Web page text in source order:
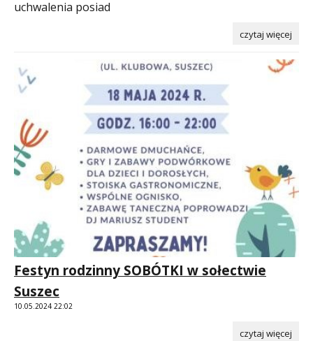
uchwalenia posiad
czytaj więcej
Festyn rodzinny SOBÓTKI w sołectwie
Suszec
10.05.2024 22:02
czytaj więcej